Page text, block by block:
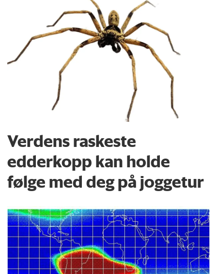
Verdens raskeste
edderkopp kan holde
følge med deg på joggetur